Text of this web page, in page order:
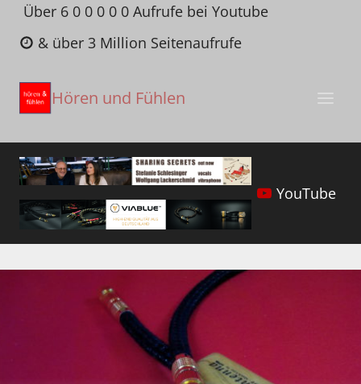
Zum
Inhalt
springen
Über 6 0 0 0 0 0 Aufrufe bei Youtube
& über 3 Million Seitenaufrufe
Hören und Fühlen
YouTube